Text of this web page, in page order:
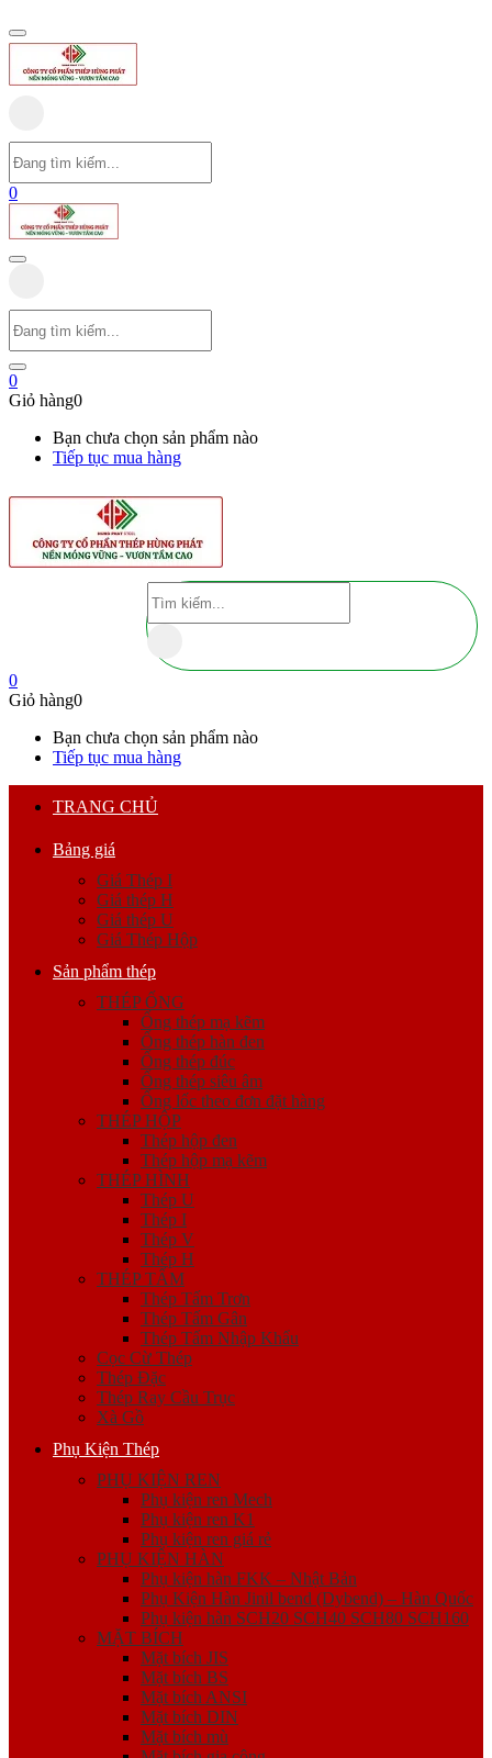
0
0
Giỏ hàng0
Bạn chưa chọn sản phẩm nào
Tiếp tục mua hàng
0
Giỏ hàng0
Bạn chưa chọn sản phẩm nào
Tiếp tục mua hàng
TRANG CHỦ
Bảng giá
Giá Thép I
Giá thép H
Giá thép U
Giá Thép Hộp
Sản phẩm thép
THÉP ỐNG
Ống thép mạ kẽm
Ống thép hàn đen
Ống thép đúc
Ống thép siêu âm
Ống lốc theo đơn đặt hàng
THÉP HỘP
Thép hộp đen
Thép hộp mạ kẽm
THÉP HÌNH
Thép U
Thép I
Thép V
Thép H
THÉP TẤM
Thép Tấm Trơn
Thép Tấm Gân
Thép Tấm Nhập Khẩu
Cọc Cừ Thép
Thép Đặc
Thép Ray Cầu Trục
Xà Gồ
Phụ Kiện Thép
PHỤ KIỆN REN
Phụ kiện ren Mech
Phụ kiện ren K1
Phụ kiện ren giá rẻ
PHỤ KIỆN HÀN
Phụ kiện hàn FKK – Nhật Bản
Phụ Kiện Hàn Jinil bend (Dybend) – Hàn Quốc
Phụ kiện hàn SCH20 SCH40 SCH80 SCH160
MẶT BÍCH
Mặt bích JIS
Mặt bích BS
Mặt bích ANSI
Mặt bích DIN
Mặt bích mù